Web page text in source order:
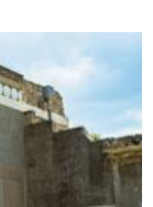
ნოტა
სანომრე ნიშნის